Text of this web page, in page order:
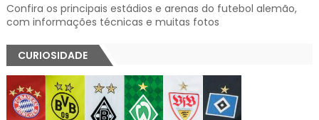
Confira os principais estádios e arenas do futebol alemão,
com informações técnicas e muitas fotos
CURIOSIDADE